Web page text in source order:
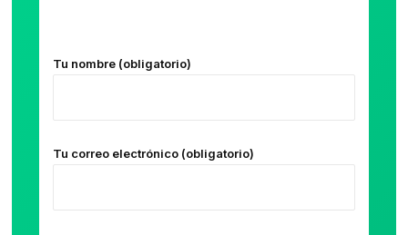
Tu nombre (obligatorio)
Tu correo electrónico (obligatorio)